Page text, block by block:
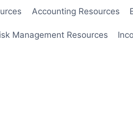
Accounting Resources
Management Resources